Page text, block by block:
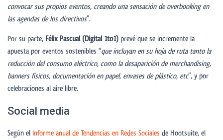
convocar sus propios eventos, creando una sensación de overbooking en
las agendas de los directivos”.
Por su parte, Félix Pascual (Digital 1to1) prevé que se incremente la
apuesta por eventos sostenibles “que incluyan en su hoja de ruta tanto la
reducción del consumo eléctrico, como la desaparición de merchandising,
banners físicos, documentación en papel, envases de plástico, etc”, y por
celebraciones al aire libre.
Social media
Según el Informe anual de Tendencias en Redes Sociales de Hootsuite, el